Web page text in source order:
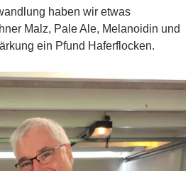
haben wir etwas
Malz, Pale Ale, Melanoidin und
ein Pfund Haferflocken.